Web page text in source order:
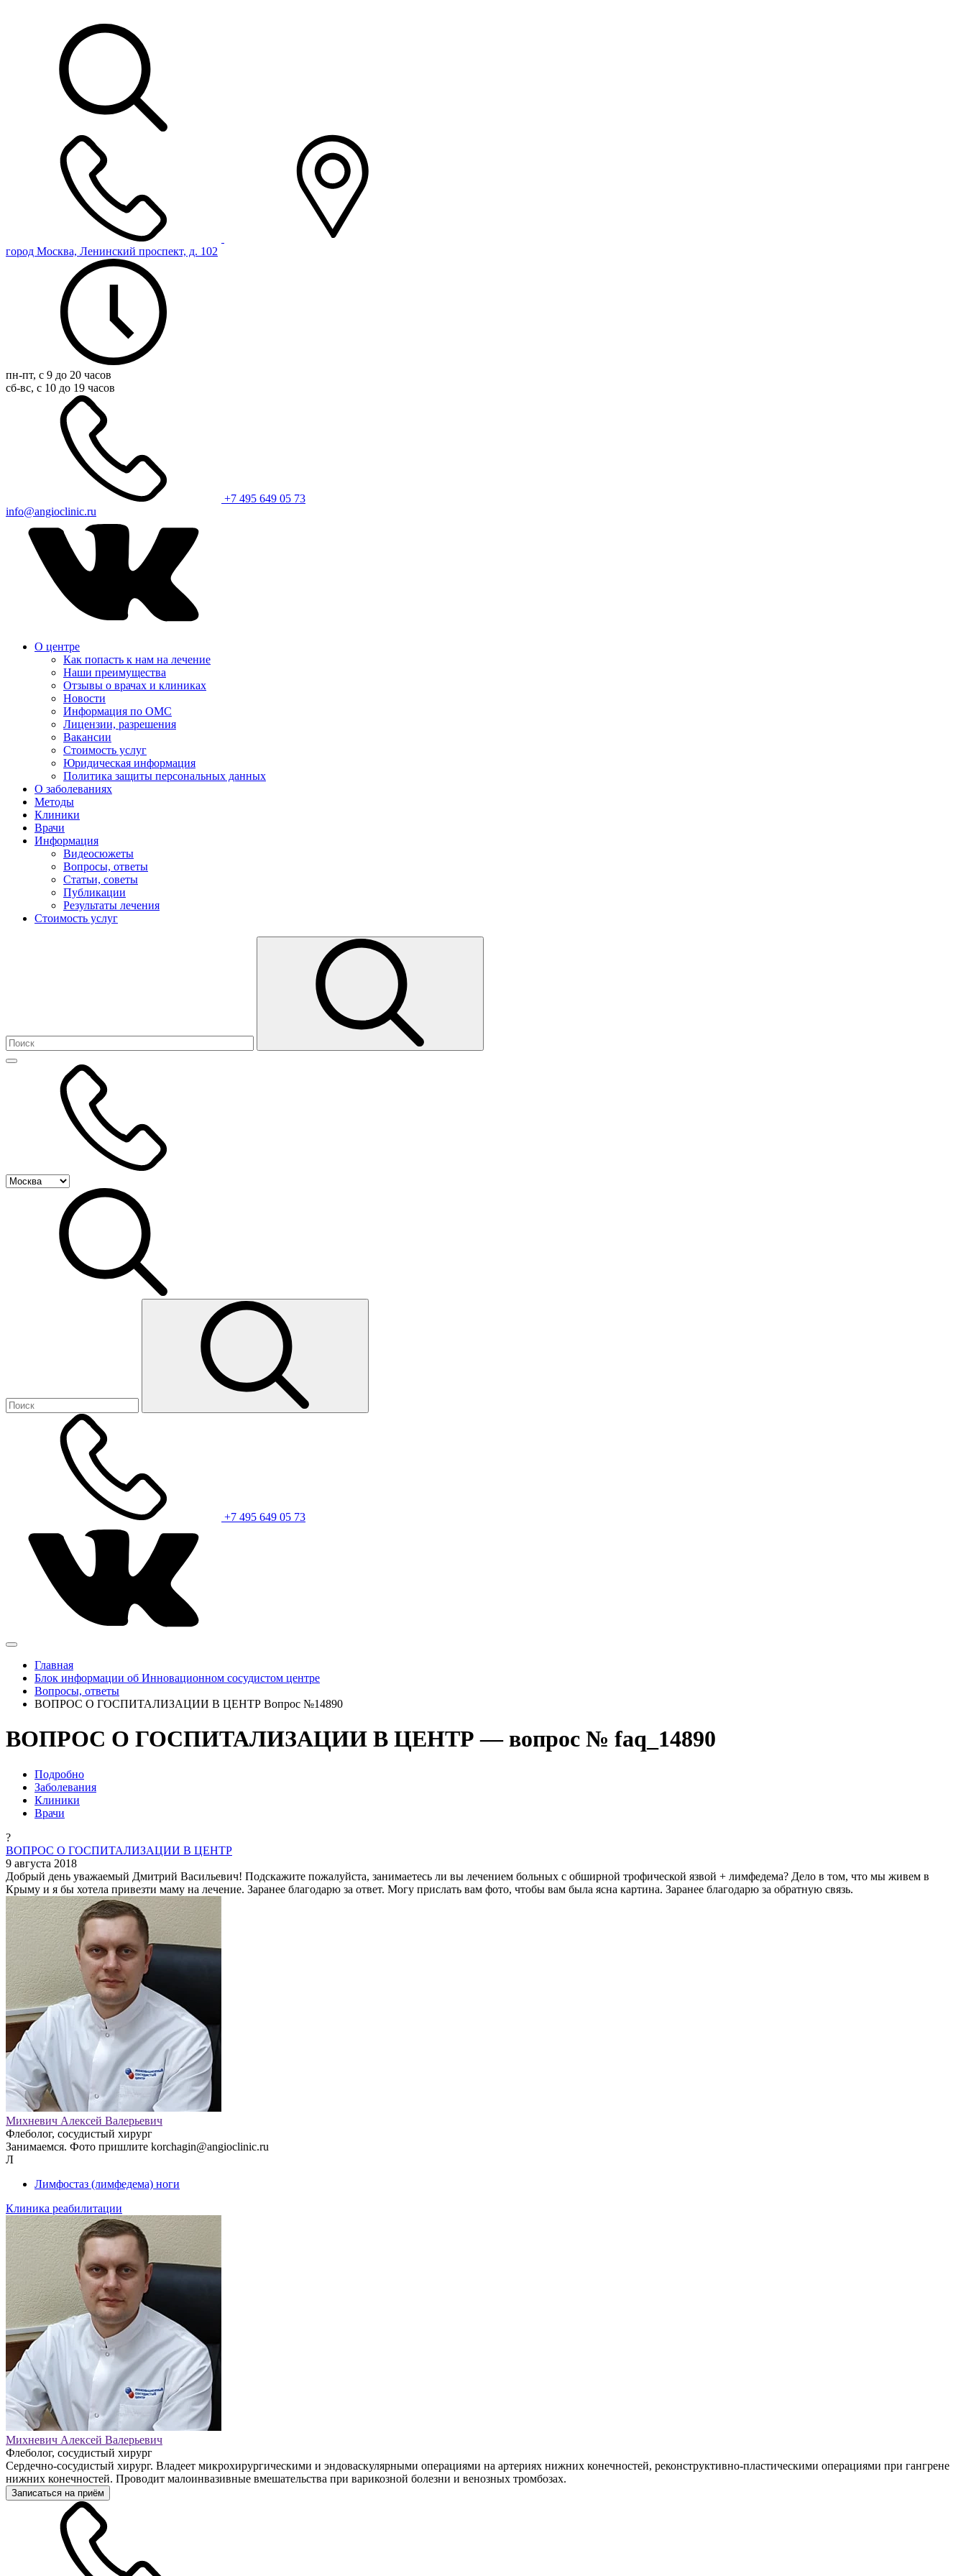
город Москва, Ленинский проспект, д. 102
пн-пт, с 9 до 20 часов
сб-вс, с 10 до 19 часов
+7 495 649 05 73
info@angioclinic.ru
О центре
Как попасть к нам на лечение
Наши преимущества
Отзывы о врачах и клиниках
Новости
Информация по ОМС
Лицензии, разрешения
Вакансии
Стоимость услуг
Юридическая информация
Политика защиты персональных данных
О заболеваниях
Методы
Клиники
Врачи
Информация
Видеосюжеты
Вопросы, ответы
Статьи, советы
Публикации
Результаты лечения
Стоимость услуг
+7 495 649 05 73
Главная
Блок информации об Инновационном сосудистом центре
Вопросы, ответы
ВОПРОС О ГОСПИТАЛИЗАЦИИ В ЦЕНТР Вопрос №14890
ВОПРОС О ГОСПИТАЛИЗАЦИИ В ЦЕНТР — вопрос № faq_14890
Подробно
Заболевания
Клиники
Врачи
?
ВОПРОС О ГОСПИТАЛИЗАЦИИ В ЦЕНТР
9 августа 2018
Добрый день уважаемый Дмитрий Васильевич! Подскажите пожалуйста, занимаетесь ли вы лечением больных с обширной трофической язвой + лимфедема? Дело в том, что мы живем в
Крыму и я бы хотела привезти маму на лечение. Заранее благодарю за ответ. Могу прислать вам фото, чтобы вам была ясна картина. Заранее благодарю за обратную связь.
Михневич Алексей Валерьевич
Флеболог, сосудистый хирург
Занимаемся. Фото пришлите korchagin@angioclinic.ru
Л
Лимфостаз (лимфедема) ноги
Клиника реабилитации
Михневич Алексей Валерьевич
Флеболог, сосудистый хирург
Сердечно-сосудистый хирург. Владеет микрохирургическими и эндоваскулярными операциями на артериях нижних конечностей, реконструктивно-пластическими операциями при гангрене
нижних конечностей. Проводит малоинвазивные вмешательства при варикозной болезни и венозных тромбозах.
Записаться на приём